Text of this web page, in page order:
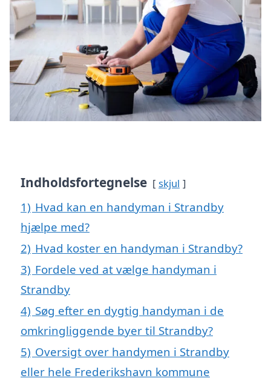
Indholdsfortegnelse skjul
1) Hvad kan en handyman i Strandby
hjælpe med?
2) Hvad koster en handyman i Strandby?
3) Fordele ved at vælge handyman i
Strandby
4) Søg efter en dygtig handyman i de
omkringliggende byer til Strandby?
5) Oversigt over handymen i Strandby
eller hele Frederikshavn kommune